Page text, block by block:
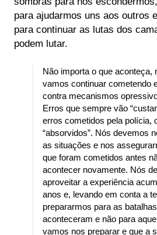
para ajudarmos uns aos outros
para continuar as lutas dos
podem lutar.
Não importa o que aconteça,
vamos continuar cometendo
contra mecanismos
Erros que sempre vão
erros cometidos pela polícia,
“absorvidos”. Nós devemos
as situações e nos
que foram cometidos antes
acontecer novamente. Nós
aproveitar a experiência
anos e, levando em conta a
prepararmos para as
aconteceram e não para
vamos nos preparar e que a